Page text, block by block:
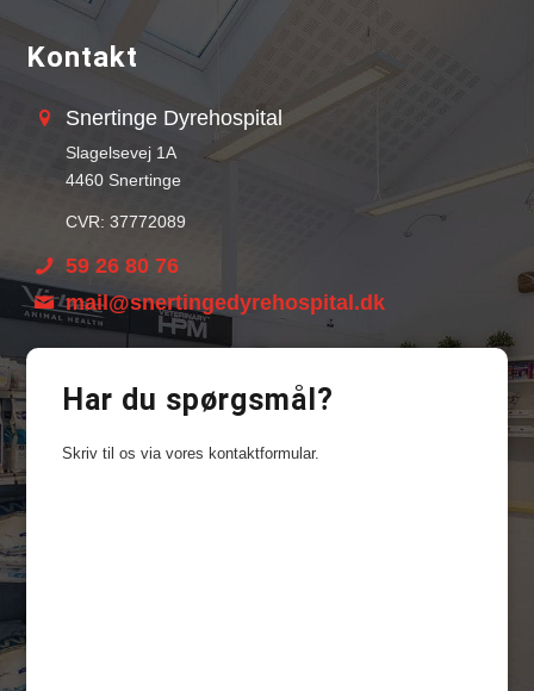
Har du spørgsmål?
Skriv til os via vores kontaktformular.
Kontakt
Snertinge Dyrehospital
Slagelsevej 1A
4460 Snertinge
CVR: 37772089
59 26 80 76
mail@snertingedyrehospital.dk